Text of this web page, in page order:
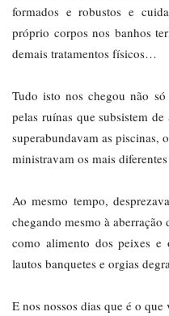
formados e robustos e
próprio corpos nos banhos
demais tratamentos físicos…
Tudo isto nos chegou não
pelas ruínas que subsistem
superabundavam as piscinas,
ministravam os mais
Ao mesmo tempo,
chegando mesmo à
como alimento dos peixes e
lautos banquetes e orgias
E nos nossos dias que é o que